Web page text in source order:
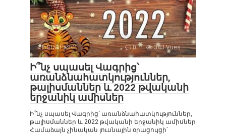
ՀԵՏԱՔՐՔԻՐ 0 343 Vues :
Ի՞նչ սպասել Վագրից՝
առանձնահատկություններ,
թալիսմաններ և 2022 թվականի
երջանիկ ամիսներ
Ի՞նչ սպասել Վագրից՝ առանձնահատկություններ,
թալիսմաններ և 2022 թվականի երջանիկ ամիսներ
Համաձայն չինական լուսնային օրացույցի՝